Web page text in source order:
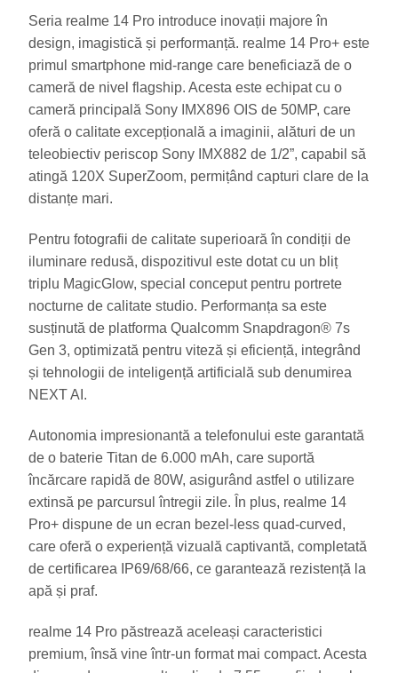
Seria realme 14 Pro introduce inovații majore în
design, imagistică și performanță. realme 14 Pro+ este
primul smartphone mid-range care beneficiază de o
cameră de nivel flagship. Acesta este echipat cu o
cameră principală Sony IMX896 OIS de 50MP, care
oferă o calitate excepțională a imaginii, alături de un
teleobiectiv periscop Sony IMX882 de 1/2”, capabil să
atingă 120X SuperZoom, permițând capturi clare de la
distanțe mari.
Pentru fotografii de calitate superioară în condiții de
iluminare redusă, dispozitivul este dotat cu un bliț
triplu MagicGlow, special conceput pentru portrete
nocturne de calitate studio. Performanța sa este
susținută de platforma Qualcomm Snapdragon® 7s
Gen 3, optimizată pentru viteză și eficiență, integrând
și tehnologii de inteligență artificială sub denumirea
NEXT AI.
Autonomia impresionantă a telefonului este garantată
de o baterie Titan de 6.000 mAh, care suportă
încărcare rapidă de 80W, asigurând astfel o utilizare
extinsă pe parcursul întregii zile. În plus, realme 14
Pro+ dispune de un ecran bezel-less quad-curved,
care oferă o experiență vizuală captivantă, completată
de certificarea IP69/68/66, ce garantează rezistență la
apă și praf.
realme 14 Pro păstrează aceleași caracteristici
premium, însă vine într-un format mai compact. Acesta